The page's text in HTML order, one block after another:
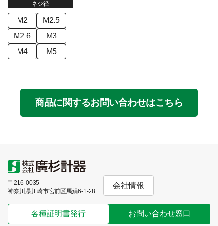
ネジ径
M2
M2.5
M2.6
M3
M4
M5
商品に関するお問い合わせはこちら
〒216-0035
神奈川県川崎市宮前区馬絹6-1-28
会社情報
各種証明書発行 お問い合わせ窓口